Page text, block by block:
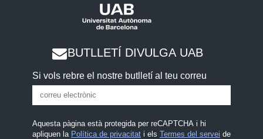
BUTLLETÍ DIVULGA UAB
Si vols rebre el nostre butlletí al teu correu
Aquesta pàgina està protegida per reCAPTCHA i hi
apliquen la Política de privacitati els Termes del servei de